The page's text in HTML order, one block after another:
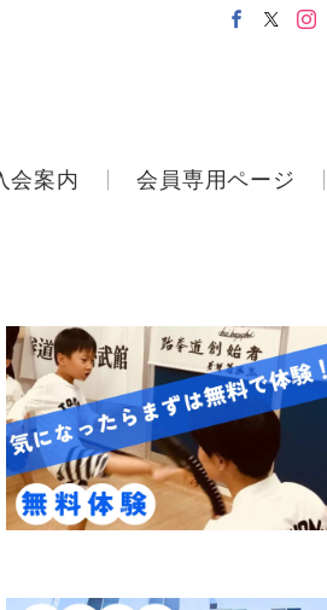
会案内 会員専用ページ